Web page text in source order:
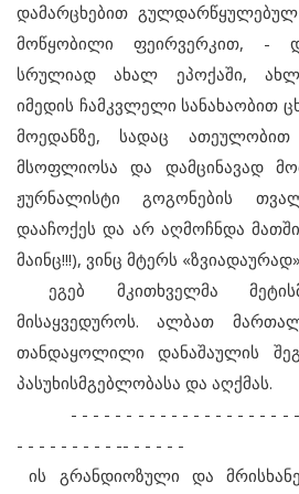
დამარცხებით
მოწყობილი ფეირვერკით, -
სრულიად ახალ ეპოქაში,
იმედის ჩამკვლელი სანახაობით
მოედანზე, სადაც
მსოფლიოსა და დამცინავად
ჟურნალისტი გოგონების
დააჩოქეს და არ აღმოჩნდა
მაინც!!!), ვინც მტერს
ეგებ მკითხველმა
მისაყვედუროს. ალბათ
თანდაყოლილი დანაშაულის
პასუხისმგებლობასა და აღქმას.
- - - - - - - - - - - - - - - - - - - - -
- - - - - - - - - -- - - - - -
ის გრანდიოზული და